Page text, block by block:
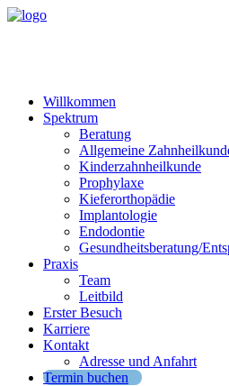
Willkommen
Spektrum
Beratung
Allgemeine
Kinderzahnheilkunde
Prophylaxe
Kieferorthopädie
Implantologie
Endodontie
Gesundheitsberatung/
Praxis
Team
Leitbild
Erster Besuch
Karriere
Kontakt
Adresse und Anfahrt
Termin buchen